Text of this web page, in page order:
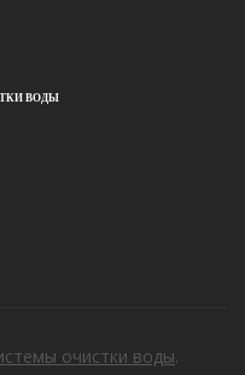
ВОДЫ
очистки воды.